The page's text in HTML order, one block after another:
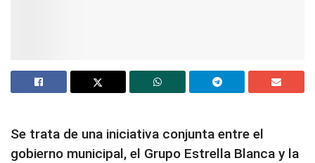
Se trata de una iniciativa conjunta entre el
gobierno municipal, el Grupo Estrella Blanca y la